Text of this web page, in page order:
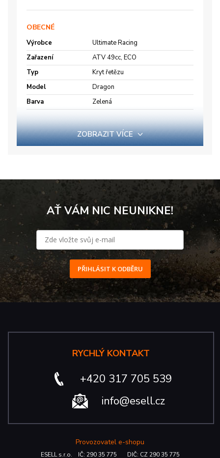
OBECNÉ
Výrobce
Ultimate Racing
Zařazení
ATV 49cc, ECO
Typ
Kryt řetězu
Model
Dragon
Barva
Zelená
ZOBRAZIT VÍCE
AŤ VÁM NIC NEUNIKNE!
PŘIHLÁSIT K ODBĚRU
RYCHLÝ KONTAKT
+420 317 705 539
info@esell.cz
Provozovatel e-shopu
ESELL s.r.o. IČ: 290 35 775 DIČ: CZ 290 35 775